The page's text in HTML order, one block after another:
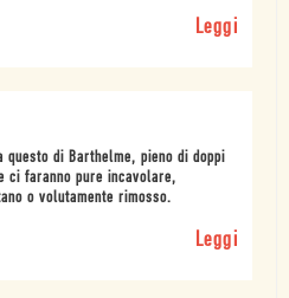
Leggi
di Barthelme, pieno di doppi
ci faranno pure incavolare,
o volutamente rimosso.
Leggi